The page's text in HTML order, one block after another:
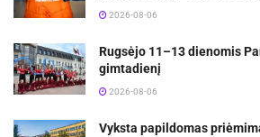
2026-08-06
Rugsėjo 11–13 dienomis
gimtadienį
2026-08-06
Vyksta papildomas